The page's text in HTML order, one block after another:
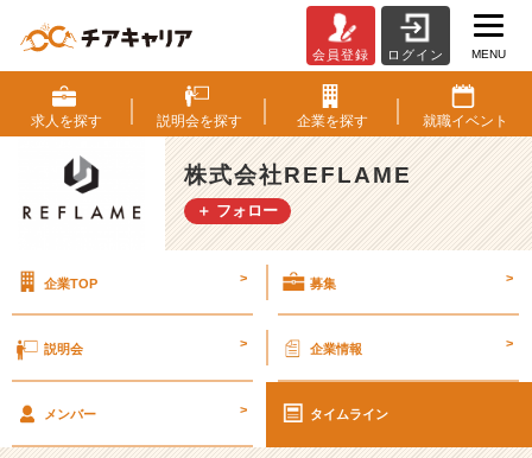
式
会
社
R
E
F
E
イ
会員登録 ログイン MENU
求人を探す 説明会を探す 企業を探す 就職イベント
株式会社REFLAME
＋ フォロー
企業TOP > 募集 >
説明会 > 企業情報 >
メンバー > タイムライン